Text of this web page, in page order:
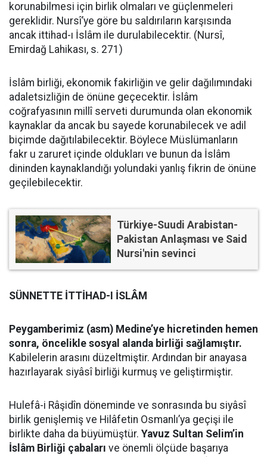
korunabilmesi için birlik olmaları ve güçlenmeleri
gereklidir. Nursî’ye göre bu saldırıların karşısında
ancak ittihad-ı İslâm ile durulabilecektir. (Nursî,
Emirdağ Lahikası, s. 271)
İslâm birliği, ekonomik fakirliğin ve gelir dağılımındaki
adaletsizliğin de önüne geçecektir. İslâm
coğrafyasının millî serveti durumunda olan ekonomik
kaynaklar da ancak bu sayede korunabilecek ve adil
biçimde dağıtılabilecektir. Böylece Müslümanların
fakr u zaruret içinde oldukları ve bunun da İslâm
dininden kaynaklandığı yolundaki yanlış fikrin de önüne
geçilebilecektir.
Türkiye-Suudi Arabistan-
Pakistan Anlaşması ve Said
Nursi'nin sevinci
SÜNNETTE İTTİHAD-I İSLÂM
Peygamberimiz (asm) Medine’ye hicretinden hemen
sonra, öncelikle sosyal alanda birliği sağlamıştır.
Kabilelerin arasını düzeltmiştir. Ardından bir anayasa
hazırlayarak siyâsî birliği kurmuş ve geliştirmiştir.
Hulefâ-i Râşidîn döneminde ve sonrasında bu siyâsî
birlik genişlemiş ve Hilâfetin Osmanlı’ya geçişi ile
birlikte daha da büyümüştür. Yavuz Sultan Selim’in
İslâm Birliği çabaları ve önemli ölçüde başarıya